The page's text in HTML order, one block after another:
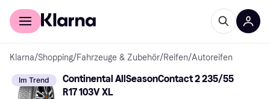
Für Shopper
Klarna/Shopping/Fahrzeuge & Zubehör/Reifen/Autoreifen
Im Trend
Continental AllSeasonContact 2 235/55
R17 103V XL